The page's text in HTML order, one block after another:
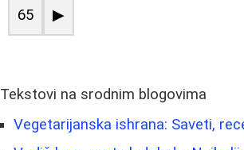
65 ▶
Tekstovi na srodnim blogovima
Vegetarijanska ishrana: Saveti,